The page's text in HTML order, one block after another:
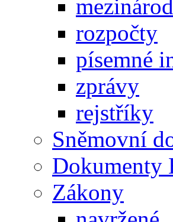
rozpočty
písemné
zprávy
rejstříky
Sněmovní
Dokumenty
Zákony